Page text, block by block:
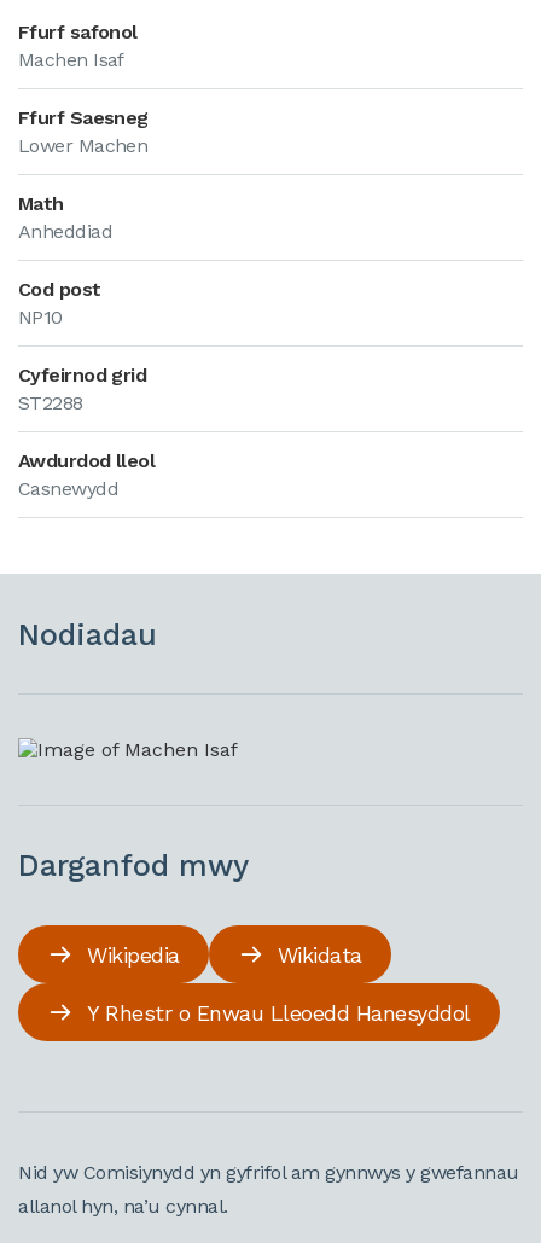
Ffurf safonol
Machen Isaf
Ffurf Saesneg
Lower Machen
Math
Anheddiad
Cod post
NP10
Cyfeirnod grid
ST2288
Awdurdod lleol
Casnewydd
Nodiadau
Darganfod mwy
Wikipedia Wikidata
Y Rhestr o Enwau Lleoedd Hanesyddol
Nid yw Comisiynydd yn gyfrifol am gynnwys y gwefannau
allanol hyn, na’u cynnal.